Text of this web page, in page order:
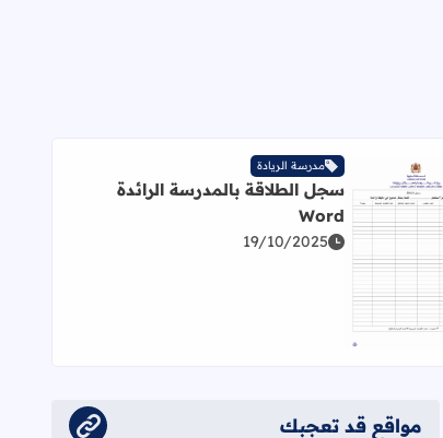
اقرأ المزيد عن سجل الطلاقة بالمدرسة الرائدة Word
مدرسة الريادة
سجل الطلاقة بالمدرسة الرائدة
Word
19/10/2025
مواقع قد تعجبك